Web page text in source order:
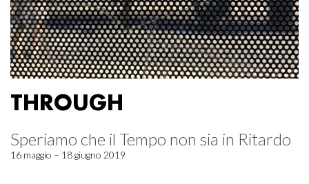
THROUGH
Speriamo che il Tempo non sia in Ritardo
16 maggio – 18 giugno 2019